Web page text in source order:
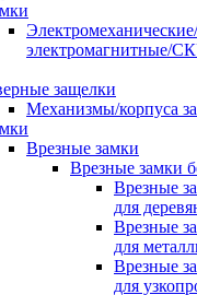
Электромеханические/
электромагнитные/
защелки
Механизмы/корпуса
Врезные замки
Врезные замки
Врезные
для
Врезные
для
Врезные
для